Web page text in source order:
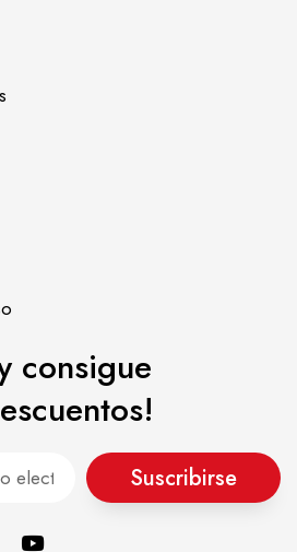
consigue
Suscribirse